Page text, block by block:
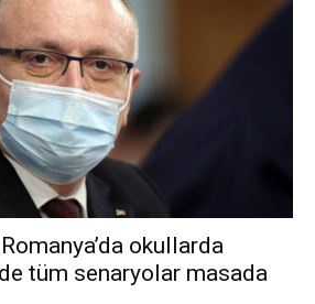
okullarda
tüm senaryolar masada